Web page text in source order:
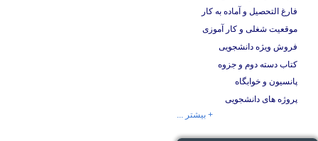
فارغ التحصیل و آماده به کار
موقعیت شغلی و کار آموزی
فروش ویژه دانشجویی
کتاب دسته دوم و جزوه
پانسیون و خوابگاه
پروژه های دانشجویی
+ بیشتر ...